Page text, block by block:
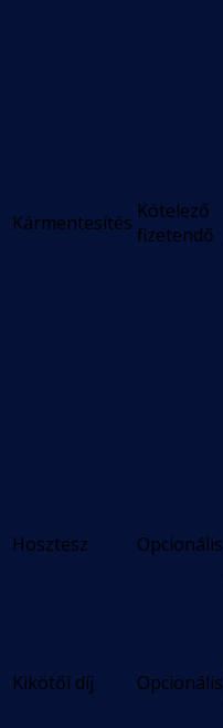
Kármentesítés Kötelező
fizetendő
Hosztesz Opcionális
Kikötői díj Opcionális